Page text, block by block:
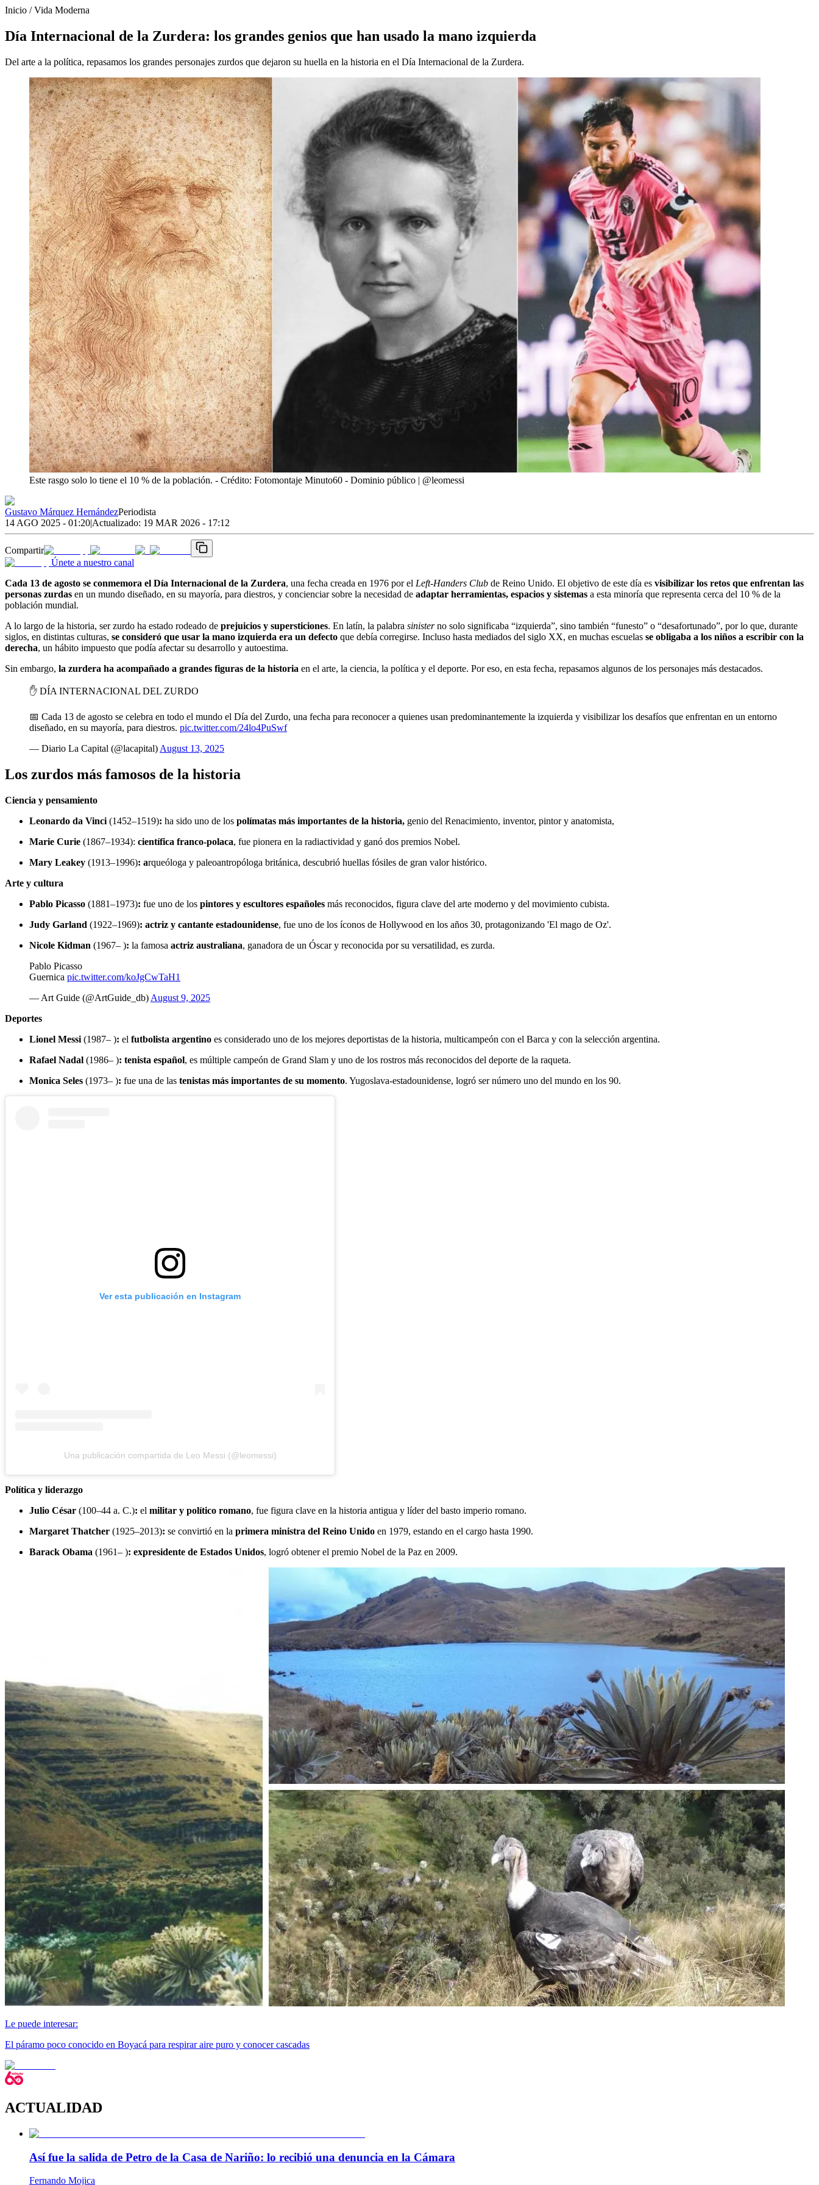
Inicio /Vida Moderna
Día Internacional de la Zurdera: los grandes genios que han usado la mano izquierda
Del arte a la política, repasamos los grandes personajes zurdos que dejaron su huella en la historia en el Día Internacional de la Zurdera.
Este rasgo solo lo tiene el 10 % de la población. - Crédito: Fotomontaje Minuto60 - Dominio público | @leomessi
Gustavo Márquez HernándezPeriodista
14 AGO 2025 - 01:20|Actualizado: 19 MAR 2026 - 17:12
Compartir
Únete a nuestro canal
Cada 13 de agosto se conmemora el Día Internacional de la Zurdera, una fecha creada en 1976 por el Left-Handers Club de Reino Unido. El objetivo de este día es visibilizar los retos que enfrentan las
personas zurdas en un mundo diseñado, en su mayoría, para diestros, y concienciar sobre la necesidad de adaptar herramientas, espacios y sistemas a esta minoría que representa cerca del 10 % de la
población mundial.
A lo largo de la historia, ser zurdo ha estado rodeado de prejuicios y supersticiones. En latín, la palabra sinisterno solo significaba “izquierda”, sino también “funesto” o “desafortunado”, por lo que, durante
siglos, en distintas culturas, se consideró que usar la mano izquierda era un defecto que debía corregirse. Incluso hasta mediados del siglo XX, en muchas escuelas se obligaba a los niños a escribir con la
derecha, un hábito impuesto que podía afectar su desarrollo y autoestima.
Sin embargo, la zurdera ha acompañado a grandes figuras de la historia en el arte, la ciencia, la política y el deporte. Por eso, en esta fecha, repasamos algunos de los personajes más destacados.
✋ DÍA INTERNACIONAL DEL ZURDO
📅 Cada 13 de agosto se celebra en todo el mundo el Día del Zurdo, una fecha para reconocer a quienes usan predominantemente la izquierda y visibilizar los desafíos que enfrentan en un entorno
diseñado, en su mayoría, para diestros. pic.twitter.com/24lo4PuSwf
— Diario La Capital (@lacapital) August 13, 2025
Los zurdos más famosos de la historia
Ciencia y pensamiento
Leonardo da Vinci (1452–1519): ha sido uno de los polímatas más importantes de la historia, genio del Renacimiento, inventor, pintor y anatomista,
Marie Curie (1867–1934): científica franco-polaca, fue pionera en la radiactividad y ganó dos premios Nobel.
Mary Leakey (1913–1996): arqueóloga y paleoantropóloga británica, descubrió huellas fósiles de gran valor histórico.
Arte y cultura
Pablo Picasso (1881–1973): fue uno de los pintores y escultores españoles más reconocidos, figura clave del arte moderno y del movimiento cubista.
Judy Garland (1922–1969): actriz y cantante estadounidense, fue uno de los íconos de Hollywood en los años 30, protagonizando 'El mago de Oz'.
Nicole Kidman (1967– ): la famosa actriz australiana, ganadora de un Óscar y reconocida por su versatilidad, es zurda.
Pablo Picasso
Guernica pic.twitter.com/koJgCwTaH1
— Art Guide (@ArtGuide_db) August 9, 2025
Deportes
Lionel Messi (1987– ): el futbolista argentino es considerado uno de los mejores deportistas de la historia, multicampeón con el Barca y con la selección argentina.
Rafael Nadal (1986– ): tenista español, es múltiple campeón de Grand Slam y uno de los rostros más reconocidos del deporte de la raqueta.
Monica Seles (1973– ): fue una de las tenistas más importantes de su momento. Yugoslava-estadounidense, logró ser número uno del mundo en los 90.
Ver esta publicación en Instagram
Una publicación compartida de Leo Messi (@leomessi)
Política y liderazgo
Julio César (100–44 a. C.): el militar y político romano, fue figura clave en la historia antigua y líder del basto imperio romano.
Margaret Thatcher (1925–2013): se convirtió en la primera ministra del Reino Unido en 1979, estando en el cargo hasta 1990.
Barack Obama (1961– ): expresidente de Estados Unidos, logró obtener el premio Nobel de la Paz en 2009.
Le puede interesar:
El páramo poco conocido en Boyacá para respirar aire puro y conocer cascadas
ACTUALIDAD
Así fue la salida de Petro de la Casa de Nariño: lo recibió una denuncia en la Cámara
Fernando Mojica